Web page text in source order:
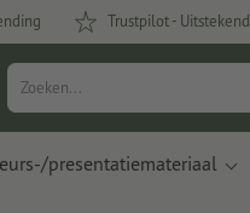
Trustpilot - Uitstekend
presentatiemateriaal